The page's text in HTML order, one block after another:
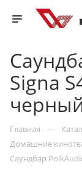
Signa
Главная —
Домашние
Саундбар